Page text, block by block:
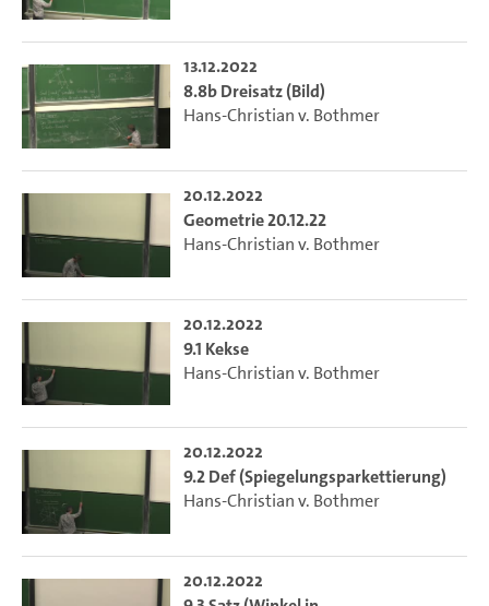
13.12.2022
8.8b Dreisatz (Bild)
Hans-Christian v. Bothmer
20.12.2022
Geometrie 20.12.22
Hans-Christian v. Bothmer
20.12.2022
9.1 Kekse
Hans-Christian v. Bothmer
20.12.2022
9.2 Def (Spiegelungsparkettierung)
Hans-Christian v. Bothmer
20.12.2022